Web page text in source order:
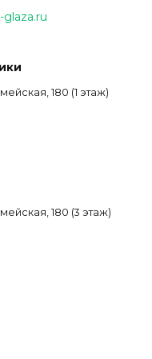
glaza.ru
180 (1 этаж)
180 (3 этаж)